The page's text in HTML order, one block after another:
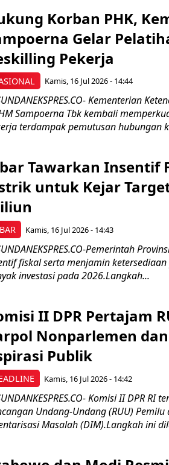
Korban PHK,
Gelar
Pekerja
Kamis, 16 Jul 2026 - 14:44
Kementerian
Sampoerna Tbk kembali
terdampak pemutusan hubungan
Tawarkan Insentif
untuk Kejar
Kamis, 16 Jul 2026 - 14:43
Pemerintah
fiskal serta menjamin
investasi pada 2026.Langkah...
II DPR Pertajam
Nonparlemen
Publik
Kamis, 16 Jul 2026 - 14:42
Komisi II DPR
Undang-Undang (RUU)
Masalah (DIM).Langkah ini